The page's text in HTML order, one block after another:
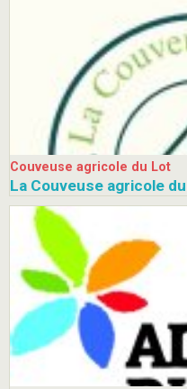
Couveuse agricole du Lot
La Couveuse agricole